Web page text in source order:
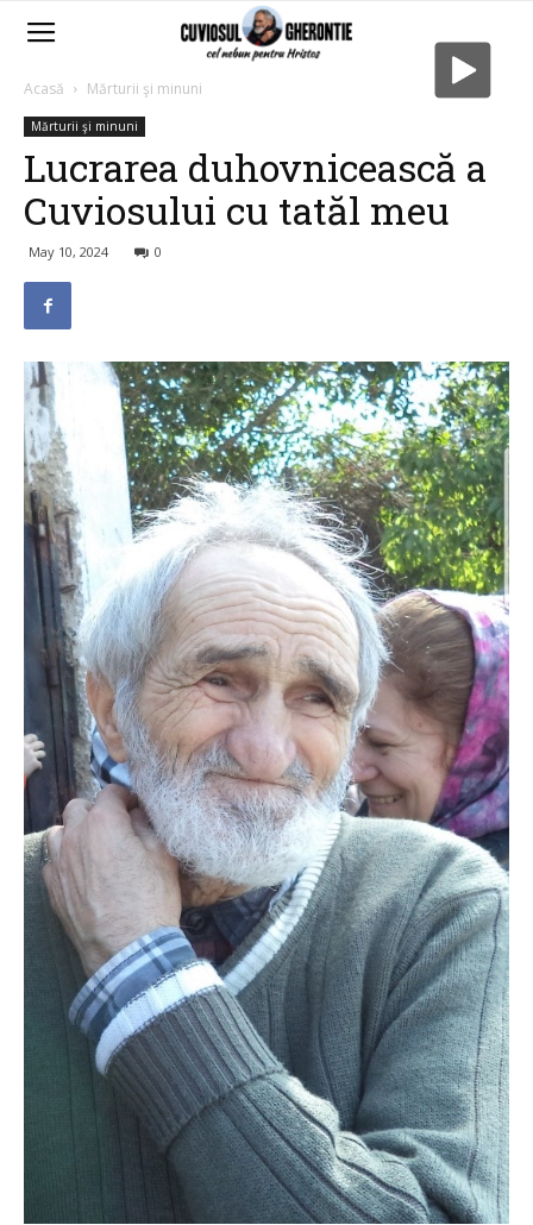
Acasă Mărturii şi minuni
Mărturii şi minuni
Lucrarea duhovnicească a
Cuviosului cu tatăl meu
May 10, 2024 0